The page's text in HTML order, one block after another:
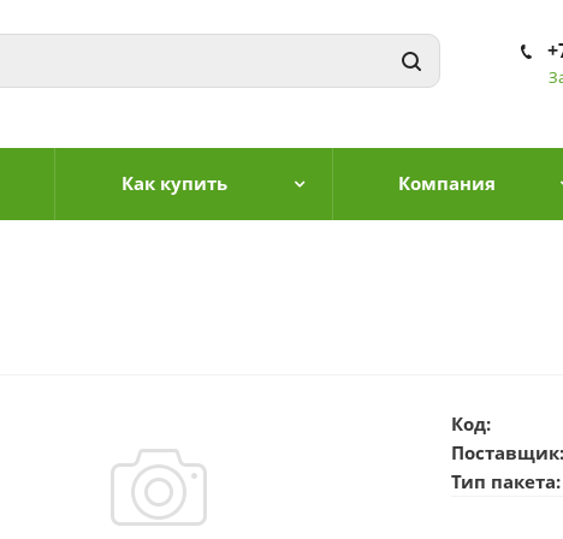
Как купить Компания
Код:
Поставщик:
Тип пакета: